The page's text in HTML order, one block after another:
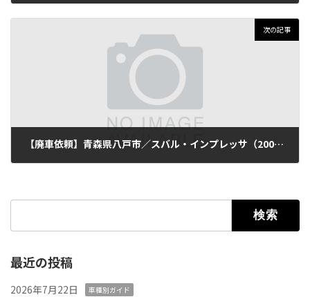
次の記事
【廃車依頼】青森県八戸市／スバル・インプレッサ（2007年式・走行150,000km）
最近の投稿
2026年7月22日 車種別ガイド